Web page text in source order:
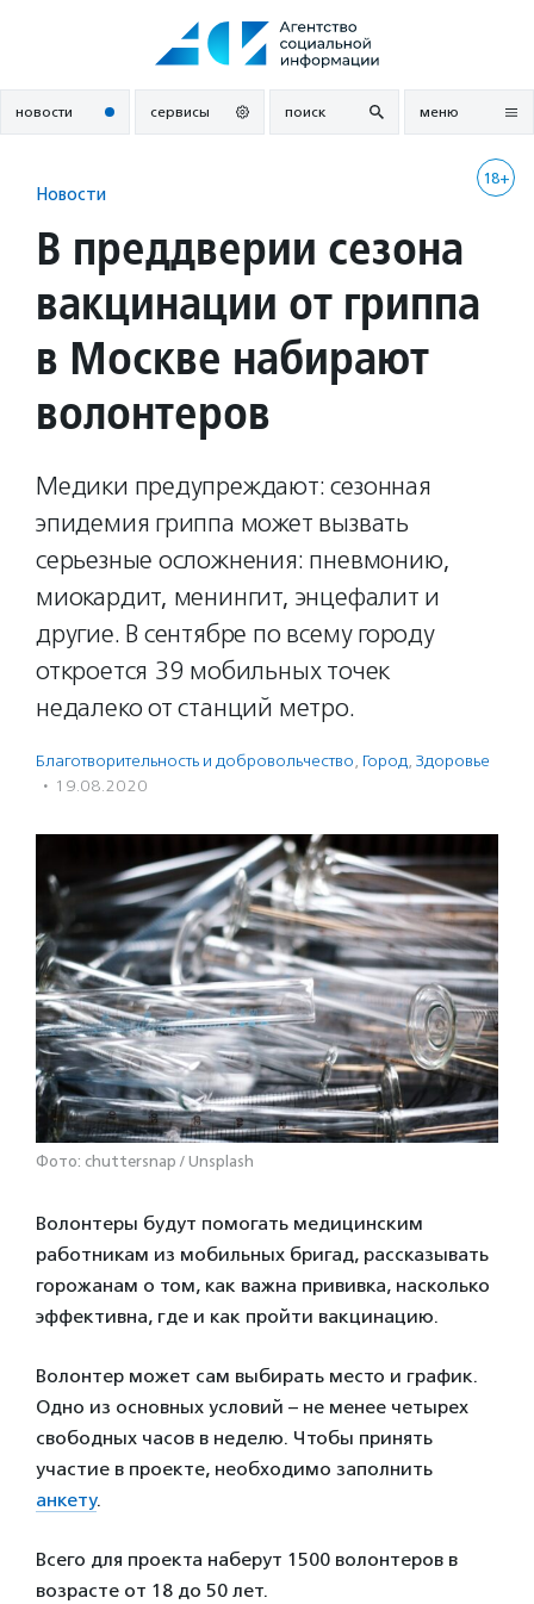
новости сервисы поиск меню
18+
Новости
В преддверии сезона
вакцинации от гриппа
в Москве набирают
волонтеров
Медики предупреждают: сезонная
эпидемия гриппа может вызвать
серьезные осложнения: пневмонию,
миокардит, менингит, энцефалит и
другие. В сентябре по всему городу
откроется 39 мобильных точек
недалеко от станций метро.
Благотвори­тель­ность и доброволь­чест­во, Город, Здоровье
· 19.08.2020
Фото: chuttersnap / Unsplash
Волонтеры будут помогать медицинским
работникам из мобильных бригад, рассказывать
горожанам о том, как важна прививка, насколько
эффективна, где и как пройти вакцинацию.
Волонтер может сам выбирать место и график.
Одно из основных условий – не менее четырех
свободных часов в неделю. Чтобы принять
участие в проекте, необходимо заполнить
анкету.
Всего для проекта наберут 1500 волонтеров в
возрасте от 18 до 50 лет.